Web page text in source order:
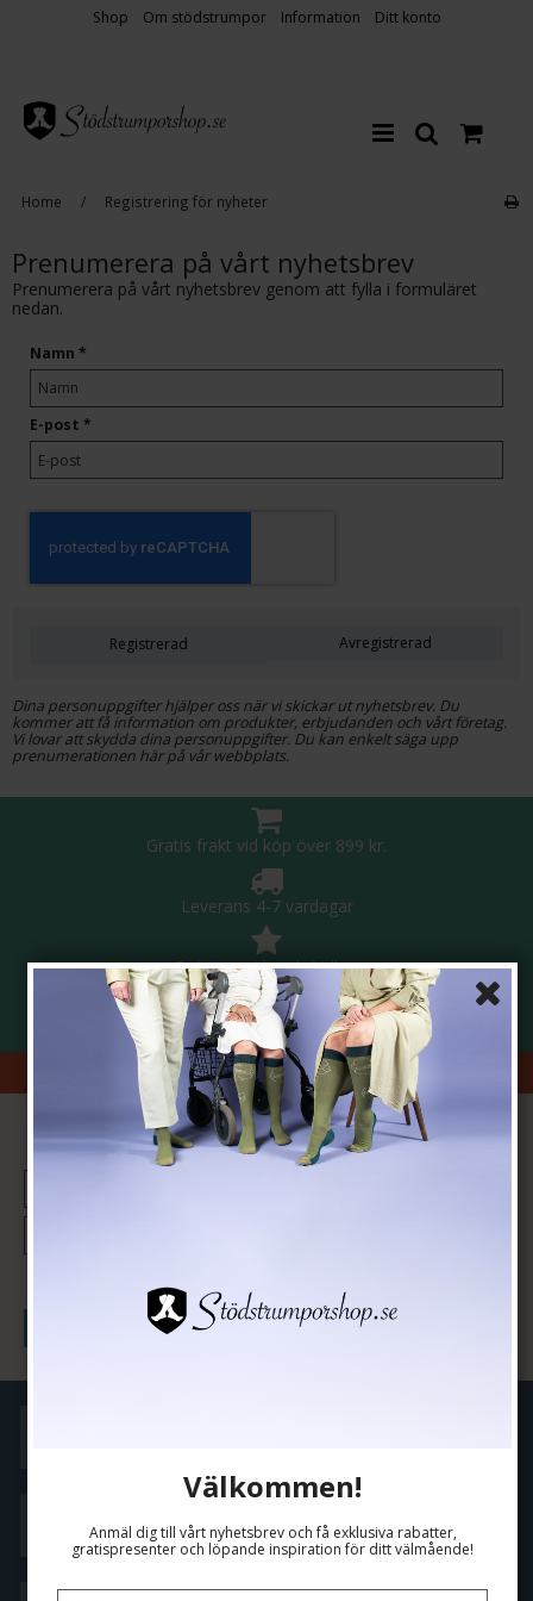
Shop Om stödstrumpor Information Ditt konto
Home / Registrering för nyheter
Prenumerera på vårt nyhetsbrev
Prenumerera på vårt nyhetsbrev genom att fylla i formuläret
nedan.
Namn *
E-post *
Registrerad Avregistrerad
Dina personuppgifter hjälper oss när vi skickar ut nyhetsbrev. Du
kommer att få information om produkter, erbjudanden och vårt företag.
Vi lovar att skydda dina personuppgifter. Du kan enkelt säga upp
prenumerationen här på vår webbplats.
Välkommen!
Anmäl dig till vårt nyhetsbrev och få exklusiva rabatter,
gratispresenter och löpande inspiration för ditt välmående!
Gratis frakt vid köp över 899 kr.
Leverans 4-7 vardagar
5 stjärnor i kundnöjdhet
Säker betalning
Hjemmelevering! Vi leverer pakken rett til din inngangsdør eller
postkasse!
REGISTRERING FÖR NYHETER
Storleksguide